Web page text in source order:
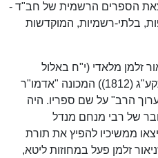
הספרים הרשמית של חב"ד -
בלתי-רשמיות, המוקדשות
זלמן מלאדי (י"ח באלול
ה'תק"ה (1745) - כ"ד בטבת ה'תקע"ג (1812)) המכונה "אדמו"ר
הרב" על שם ספריו. היה
של רבי מנחם מנדל
ממשיכיו להפיץ את תורת
זלמן פעל במחוזות ליטא,